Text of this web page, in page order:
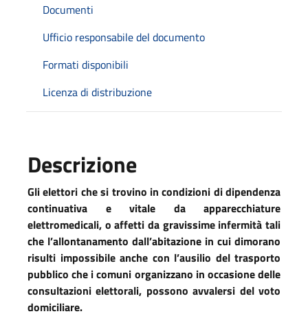
Documenti
Ufficio responsabile del documento
Formati disponibili
Licenza di distribuzione
Descrizione
Gli elettori che si trovino in condizioni di dipendenza
continuativa e vitale da apparecchiature
elettromedicali, o affetti da gravissime infermità tali
che l’allontanamento dall’abitazione in cui dimorano
risulti impossibile anche con l’ausilio del trasporto
pubblico che i comuni organizzano in occasione delle
consultazioni elettorali, possono avvalersi del voto
domiciliare.